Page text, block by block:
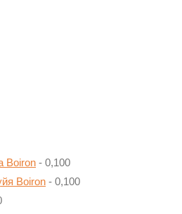
Boiron - 0,100
Boiron - 0,100